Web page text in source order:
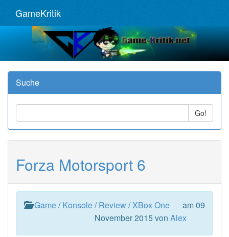
GameKritik
Suche
Go!
Forza Motorsport 6
Game/Konsole/Review/XBox One
am 09
November 2015 von Alex